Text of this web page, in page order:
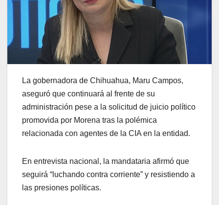
La gobernadora de Chihuahua, Maru Campos,
aseguró que continuará al frente de su
administración pese a la solicitud de juicio político
promovida por Morena tras la polémica
relacionada con agentes de la CIA en la entidad.
En entrevista nacional, la mandataria afirmó que
seguirá “luchando contra corriente” y resistiendo a
las presiones políticas.